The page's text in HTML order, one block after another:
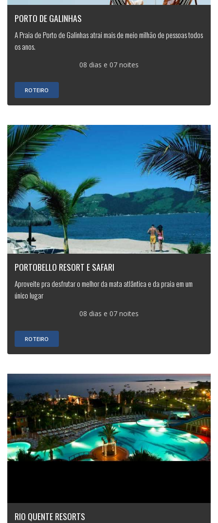
PORTO DE GALINHAS
A Praia de Porto de Galinhas atrai mais de meio milhão de pessoas todos
os anos.
08 dias e 07 noites
ROTEIRO
PORTOBELLO RESORT E SAFARI
Aproveite pra desfrutar o melhor da mata atlântica e da praia em um
único lugar
08 dias e 07 noites
ROTEIRO
RIO QUENTE RESORTS